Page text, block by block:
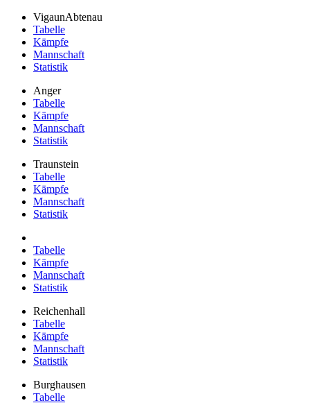
VigaunAbtenau
Tabelle
Kämpfe
Mannschaft
Statistik
Anger
Tabelle
Kämpfe
Mannschaft
Statistik
Traunstein
Tabelle
Kämpfe
Mannschaft
Statistik
Tabelle
Kämpfe
Mannschaft
Statistik
Reichenhall
Tabelle
Kämpfe
Mannschaft
Statistik
Burghausen
Tabelle